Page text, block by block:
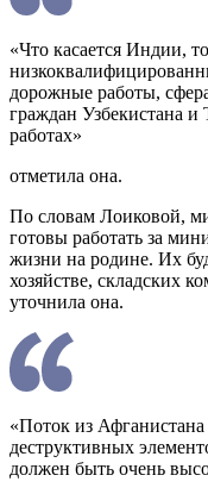
«Что касается Индии,
дорожные работы,
граждан Узбекистана
работах»
отметила она.
По словам Лоиковой,
готовы работать за
жизни на родине. Их
хозяйстве, складских
уточнила она.
«Поток из
деструктивных
должен быть очень